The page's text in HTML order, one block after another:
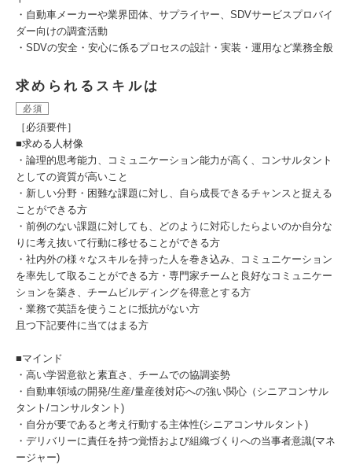
・自動車メーカーや業界団体、サプライヤー、SDVサービスプロバイ
ダー向けの調査活動
・SDVの安全・安心に係るプロセスの設計・実装・運用など業務全般
求められるスキルは
必須
［必須要件］
■求める人材像
・論理的思考能力、コミュニケーション能力が高く、コンサルタント
としての資質が高いこと
・新しい分野・困難な課題に対し、自ら成長できるチャンスと捉える
ことができる方
・前例のない課題に対しても、どのように対応したらよいのか自分な
りに考え抜いて行動に移せることができる方
・社内外の様々なスキルを持った人を巻き込み、コミュニケーション
を率先して取ることができる方・専門家チームと良好なコミュニケー
ションを築き、チームビルディングを得意とする方
・業務で英語を使うことに抵抗がない方
且つ下記要件に当てはまる方
■マインド
・高い学習意欲と素直さ、チームでの協調姿勢
・自動車領域の開発/生産/量産後対応への強い関心（シニアコンサル
タント/コンサルタント)
・自分が要であると考え行動する主体性(シニアコンサルタント)
・デリバリーに責任を持つ覚悟および組織づくりへの当事者意識(マネ
ージャー)